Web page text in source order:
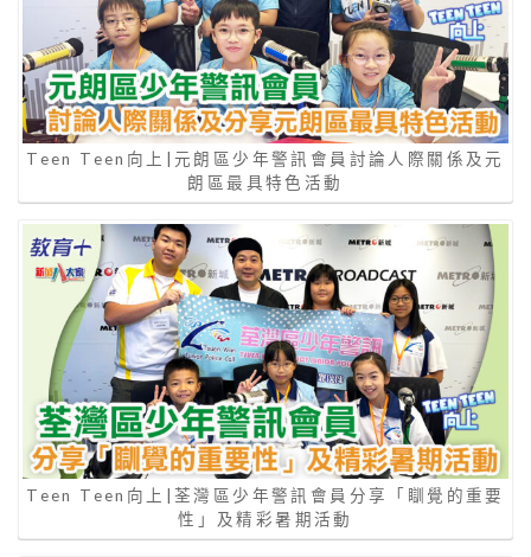
Teen Teen向上|元朗區少年警訊會員討論人際關係及元
朗區最具特色活動
Teen Teen向上|荃灣區少年警訊會員分享「瞓覺的重要
性」及精彩暑期活動